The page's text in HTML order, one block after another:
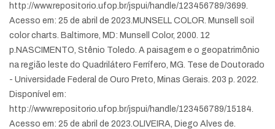
http://www.repositorio.ufop.br/jspui/handle/123456789/3699.
Acesso em: 25 de abril de 2023. MUNSELL COLOR. Munsell soil
color charts. Baltimore, MD: Munsell Color, 2000. 12
p. NASCIMENTO, Stênio Toledo. A paisagem e o geopatrimônio
na região leste do Quadrilátero Ferrífero, MG. Tese de Doutorado
- Universidade Federal de Ouro Preto, Minas Gerais. 203 p. 2022.
Disponível em:
http://www.repositorio.ufop.br/jspui/handle/123456789/15184.
Acesso em: 25 de abril de 2023. OLIVEIRA, Diego Alves de.